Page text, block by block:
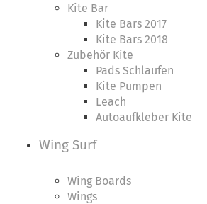
Kite Bar
Kite Bars 2017
Kite Bars 2018
Zubehör Kite
Pads Schlaufen
Kite Pumpen
Leach
Autoaufkleber Kite
Wing Surf
Wing Boards
Wings